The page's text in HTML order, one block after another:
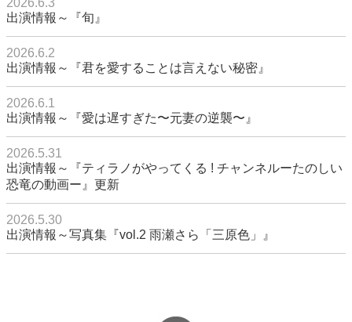
2026.6.3
出演情報～『旬』
2026.6.2
出演情報～『君を愛することは言えない秘密』
2026.6.1
出演情報～『愛は遅すぎた〜元妻の逆襲〜』
2026.5.31
出演情報～『ティラノがやってくる ! チャンネルーたのしい
恐竜の動画ー』更新
2026.5.30
出演情報～写真集『vol.2 雨瀬さら「三原色」』